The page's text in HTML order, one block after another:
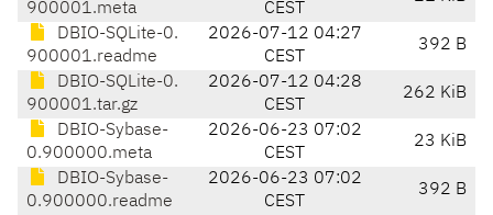
900001.meta
CEST
DBIO-SQLite-0.
900001.readme
2026-07-12 04:27
CEST
392 B
DBIO-SQLite-0.
900001.tar.gz
2026-07-12 04:28
CEST
262 KiB
DBIO-Sybase-
0.900000.meta
2026-06-23 07:02
CEST
23 KiB
DBIO-Sybase-
0.900000.readme
2026-06-23 07:02
CEST
392 B